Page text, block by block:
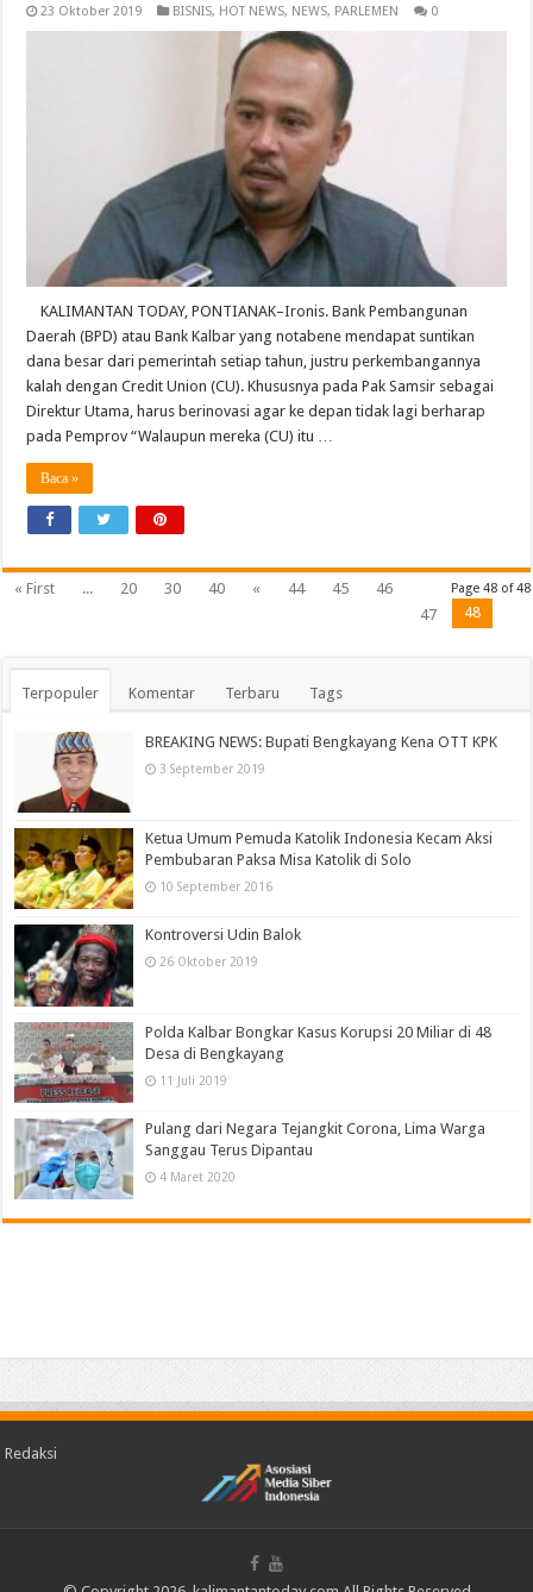
23 Oktober 2019 BISNIS, HOT NEWS, NEWS, PARLEMEN 0
KALIMANTAN TODAY, PONTIANAK–Ironis. Bank Pembangunan
Daerah (BPD) atau Bank Kalbar yang notabene mendapat suntikan
dana besar dari pemerintah setiap tahun, justru perkembangannya
kalah dengan Credit Union (CU). Khususnya pada Pak Samsir sebagai
Direktur Utama, harus berinovasi agar ke depan tidak lagi berharap
pada Pemprov “Walaupun mereka (CU) itu …
Baca »
Page 48 of 48
« First ... 20 30 40 « 44 45
46
47
48
Terpopuler Komentar Terbaru Tags
BREAKING NEWS: Bupati Bengkayang Kena OTT KPK
3 September 2019
Ketua Umum Pemuda Katolik Indonesia Kecam Aksi
Pembubaran Paksa Misa Katolik di Solo
10 September 2016
Kontroversi Udin Balok
26 Oktober 2019
Polda Kalbar Bongkar Kasus Korupsi 20 Miliar di 48
Desa di Bengkayang
11 Juli 2019
Pulang dari Negara Tejangkit Corona, Lima Warga
Sanggau Terus Dipantau
4 Maret 2020
Redaksi